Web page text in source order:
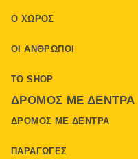
Ο ΧΏΡΟΣ
ΟΙ ΆΝΘΡΩΠΟΙ
ΤΟ SHOP
ΔΡΌΜΟΣ ΜΕ ΔΈΝΤΡΑ
ΔΡΌΜΟΣ ΜΕ ΔΈΝΤΡΑ
ΠΑΡΑΓΩΓΈΣ